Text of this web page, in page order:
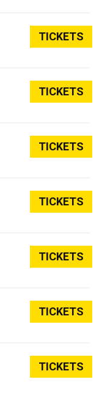
TICKETS
TICKETS
TICKETS
TICKETS
TICKETS
TICKETS
TICKETS